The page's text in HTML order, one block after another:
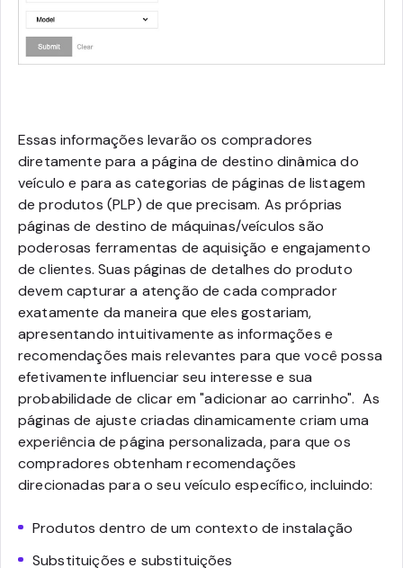
Essas informações levarão os compradores
diretamente para a página de destino dinâmica do
veículo e para as categorias de páginas de listagem
de produtos (PLP) de que precisam. As próprias
páginas de destino de máquinas/veículos são
poderosas ferramentas de aquisição e engajamento
de clientes. Suas páginas de detalhes do produto
devem capturar a atenção de cada comprador
exatamente da maneira que eles gostariam,
apresentando intuitivamente as informações e
recomendações mais relevantes para que você possa
efetivamente influenciar seu interesse e sua
probabilidade de clicar em "adicionar ao carrinho". As
páginas de ajuste criadas dinamicamente criam uma
experiência de página personalizada, para que os
compradores obtenham recomendações
direcionadas para o seu veículo específico, incluindo:
Produtos dentro de um contexto de instalação
Substituições e substituições